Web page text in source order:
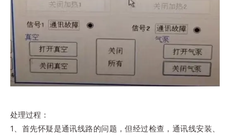
处理过程：
1、首先怀疑是通讯线路的问题，但经过检查，通讯线安装、